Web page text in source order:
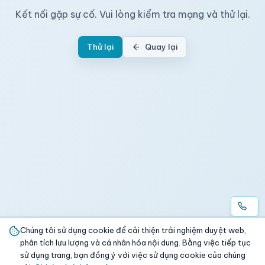
Kết nối gặp sự cố. Vui lòng kiểm tra mạng và thử lại.
Thử lại Quay lại
Chúng tôi sử dụng cookie để cải thiện trải nghiệm duyệt web,
phân tích lưu lượng và cá nhân hóa nội dung. Bằng việc tiếp tục
sử dụng trang, bạn đồng ý với việc sử dụng cookie của chúng